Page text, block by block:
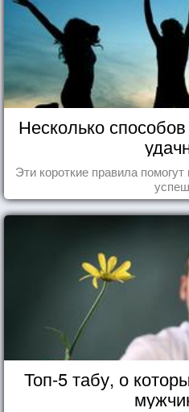
Несколько
Эти короткие правила
Топ-5 табу, о